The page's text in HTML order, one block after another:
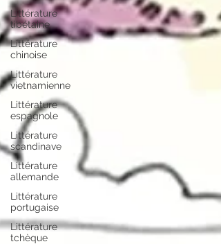
Littérature
tibétaine
Littérature
chinoise
Littérature
vietnamienne
Littérature
espagnole
Littérature
scandinave
Littérature
allemande
Littérature
portugaise
Littérature
tchèque